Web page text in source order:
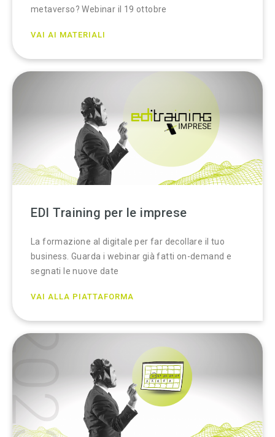
metaverso? Webinar il 19 ottobre
VAI AI MATERIALI
EDI Training per le imprese
La formazione al digitale per far decollare il tuo
business. Guarda i webinar già fatti on-demand e
segnati le nuove date
VAI ALLA PIATTAFORMA